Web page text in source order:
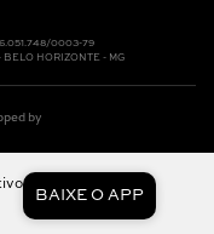
0003-79
BELO HORIZONTE - MG
by
BAIXE O APP